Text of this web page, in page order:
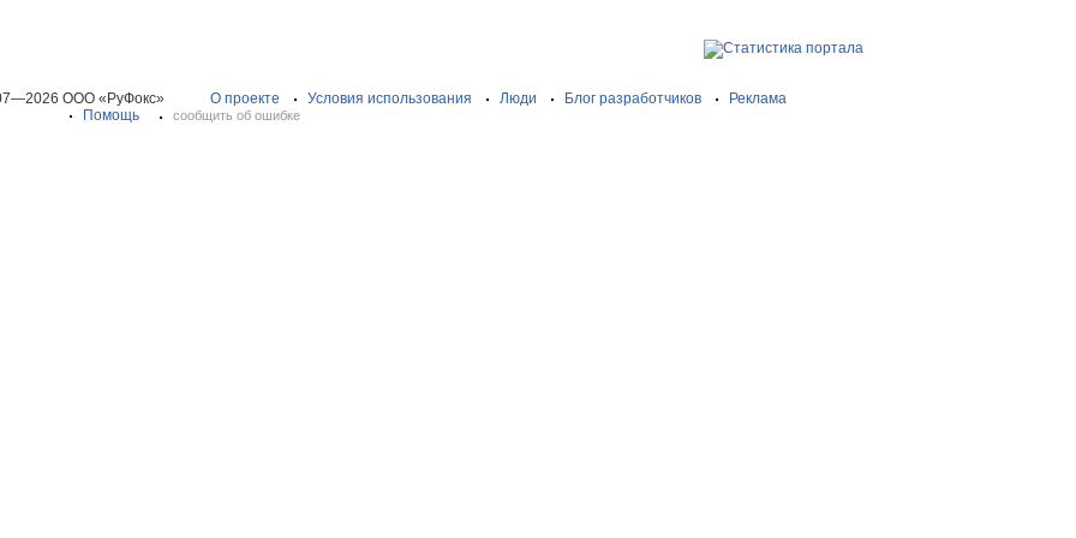
ООО «РуФокс» О проекте Условия использования Люди Блог разработчиков
Реклама
Помощь
сообщить об ошибке